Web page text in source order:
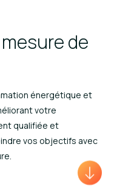
de
énergétique et
votre
qualifiée et
vos objectifs avec